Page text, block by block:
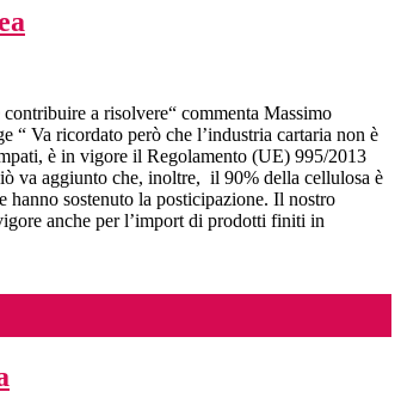
a risolvere“ commenta Massimo
“ Va ricordato però che l’industria cartaria non è
è in vigore il Regolamento (UE) 995/2013
va aggiunto che, inoltre, il 90% della cellulosa è
sostenuto la posticipazione. Il nostro
anche per l’import di prodotti finiti in